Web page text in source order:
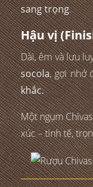
sang trọng.
Hậu vị
Dài, êm và lưu
socola, gợi nhớ
khắc.
Một ngụm
xúc – tinh tế,